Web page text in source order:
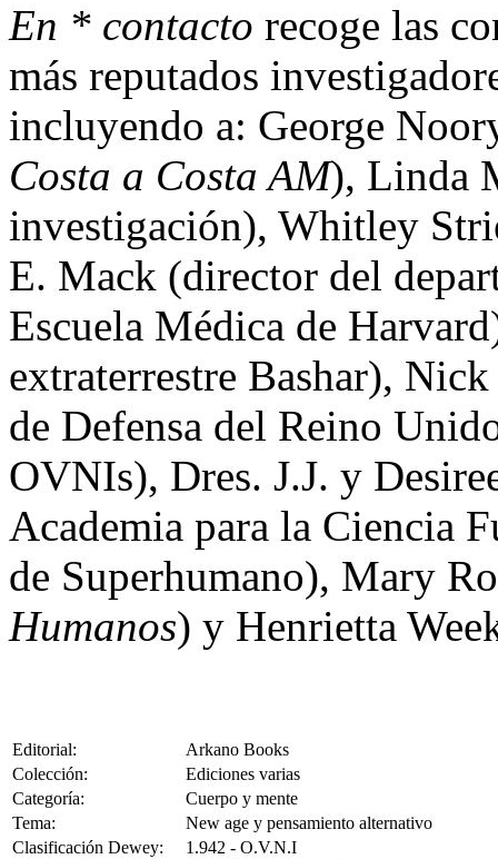
En * contacto recoge las
más reputados
incluyendo a: George
Costa a Costa AM), Linda
investigación), Whitley
E. Mack (director del
Escuela Médica de
extraterrestre Bashar),
de Defensa del Reino
OVNIs), Dres. J.J. y
Academia para la Ciencia
de Superhumano), Mary
Humanos) y Henrietta
Editorial:
Arkano Books
Colección:
Ediciones varias
Categoría:
Cuerpo y mente
Tema:
New age y pensamiento alternativo
Clasificación Dewey:
1.942 - O.V.N.I